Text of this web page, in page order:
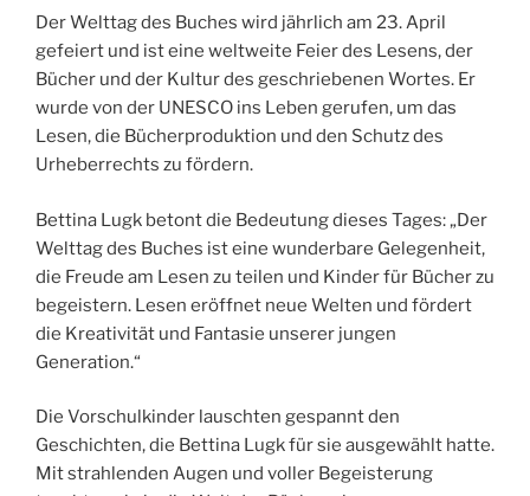
Der Welttag des Buches wird jährlich am 23. April
gefeiert und ist eine weltweite Feier des Lesens, der
Bücher und der Kultur des geschriebenen Wortes. Er
wurde von der UNESCO ins Leben gerufen, um das
Lesen, die Bücherproduktion und den Schutz des
Urheberrechts zu fördern.
Bettina Lugk betont die Bedeutung dieses Tages: „Der
Welttag des Buches ist eine wunderbare Gelegenheit,
die Freude am Lesen zu teilen und Kinder für Bücher zu
begeistern. Lesen eröffnet neue Welten und fördert
die Kreativität und Fantasie unserer jungen
Generation.“
Die Vorschulkinder lauschten gespannt den
Geschichten, die Bettina Lugk für sie ausgewählt hatte.
Mit strahlenden Augen und voller Begeisterung